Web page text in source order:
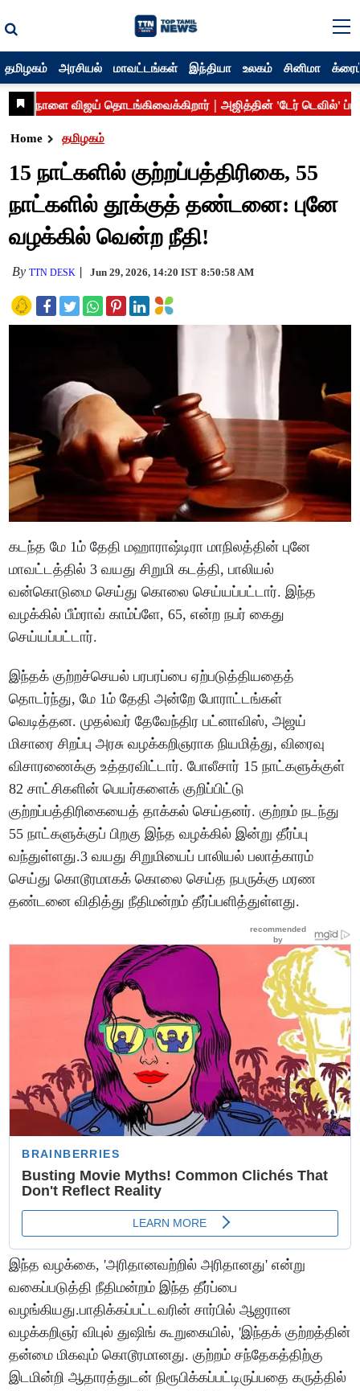
தமிழகம் அரசியல் மாவட்டங்கள் இந்தியா உலகம் சினிமா
Home தமிழகம்
15 நாட்களில் குற்றப்பத்திரிகை, 55
நாட்களில் தூக்குத் தண்டனை: புனே
வழக்கில் வென்ற நீதி!
ByTTN DESK Jun 29, 2026, 14:20 IST 8:50:58 AM
கடந்த மே 1ம் தேதி மஹாராஷ்டிரா மாநிலத்தின் புனே
மாவட்டத்தில் 3 வயது சிறுமி கடத்தி, பாலியல்
வன்கொடுமை செய்து கொலை செய்யப்பட்டார். இந்த
வழக்கில் பீம்ராவ் காம்ப்ளே, 65, என்ற நபர் கைது
செய்யப்பட்டார்.
இந்தக் குற்றச்செயல் பரபரப்பை ஏற்படுத்தியதைத்
தொடர்ந்து, மே 1ம் தேதி அன்றே போராட்டங்கள்
வெடித்தன. முதல்வர் தேவேந்திர பட்னாவிஸ், அஜய்
மிசாரை சிறப்பு அரசு வழக்கறிஞராக நியமித்து, விரைவு
விசாரணைக்கு உத்தரவிட்டார். போலீசார் 15 நாட்களுக்குள்
82 சாட்சிகளின் பெயர்களைக் குறிப்பிட்டு
குற்றப்பத்திரிகையைத் தாக்கல் செய்தனர். குற்றம் நடந்து
55 நாட்களுக்குப் பிறகு இந்த வழக்கில் இன்று தீர்ப்பு
வந்துள்ளது.3 வயது சிறுமியைப் பாலியல் பலாத்காரம்
செய்து கொடூரமாகக் கொலை செய்த நபருக்கு மரண
தண்டனை விதித்து நீதிமன்றம் தீர்ப்பளித்துள்ளது.
இந்த வழக்கை, 'அரிதானவற்றில் அரிதானது' என்று
வகைப்படுத்தி நீதிமன்றம் இந்த தீர்ப்பை
வழங்கியது.பாதிக்கப்பட்டவரின் சார்பில் ஆஜரான
வழக்கறிஞர் விபுல் துஷிங் கூறுகையில், 'இந்தக் குற்றத்தின்
தன்மை மிகவும் கொடூரமானது. குற்றம் சந்தேகத்திற்கு
இடமின்றி ஆதாரத்துடன் நிரூபிக்கப்பட்டிருப்பதை கருத்தில்